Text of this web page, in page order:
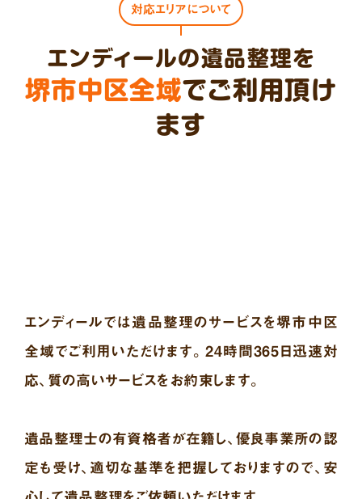
対応エリアについて
エンディールの遺品整理を
堺市中区全域でご利用頂け
ます
エンディールでは遺品整理のサービスを堺市中区
全域でご利用いただけます。24時間365日迅速対
応、質の高いサービスをお約束します。
遺品整理士の有資格者が在籍し、優良事業所の認
定も受け、適切な基準を把握しておりますので、安